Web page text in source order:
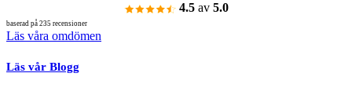
4.5 av 5.0
baserad på 235 recensioner
Läs våra omdömen
Läs vår Blogg